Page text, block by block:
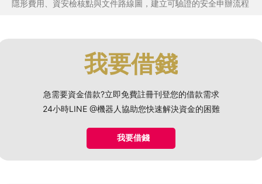
隱形費用、資安檢核點與文件路線圖，建立可驗證的安全申辦流程
我要借錢
急需要資金借款?立即免費註冊刊登您的借款需求
24小時LINE @機器人協助您快速解決資金的困難
我要借錢